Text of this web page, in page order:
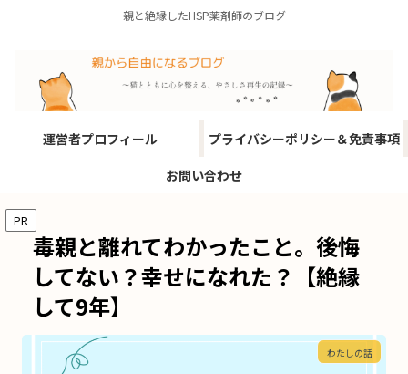
親と絶縁したHSP薬剤師のブログ
運営者プロフィール
プライバシーポリシー＆免責事項
お問い合わせ
PR
毒親と離れてわかったこと。後悔
してない？幸せになれた？【絶縁
して9年】
わたしの話